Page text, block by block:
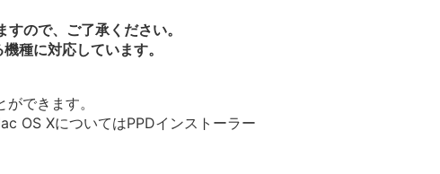
ので、ご了承ください。
種に対応しています。
できます。
OS XについてはPPDインストーラー